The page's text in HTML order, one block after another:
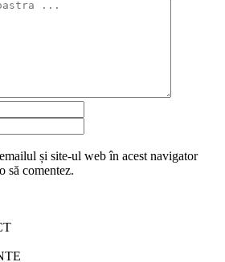
și site-ul web în acest navigator
să comentez.